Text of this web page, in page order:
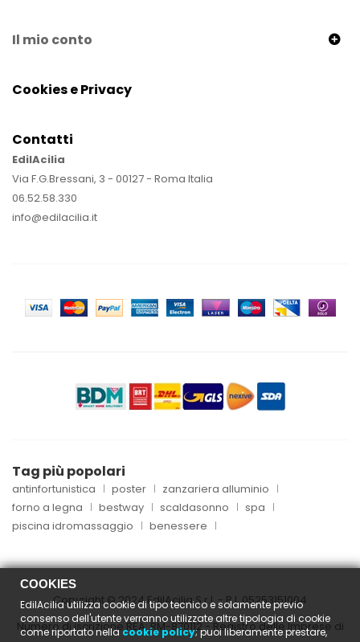
Il mio conto
Cookies e Privacy
Contatti
EdilAcilia
Via F.G.Bressani, 3 - 00127 - Roma Italia
06.52.58.330
info@edilacilia.it
Tag più popolari
antinfortunistica poster
zanzariera alluminio
forno a legna
bestway scaldasonno
spa
piscina idromassaggio
benessere
Copyright © 2024 EdilAcilia S.r.l. - P.I.05253151004
Numero di iscrizione REA: RM-870112 - Registro delle Imprese di
COOKIES
EdilAcilia utilizza cookie di tipo tecnico e solamente previo
consenso dell'utente verranno utilizzate altre tipologia di cookie
come riportato nellacookie policy; puoi liberamente prestare,